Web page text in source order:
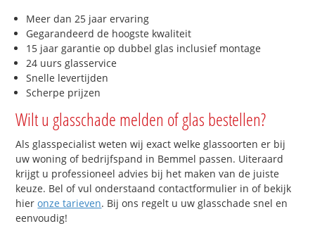
Meer dan 25 jaar ervaring
Gegarandeerd de hoogste kwaliteit
15 jaar garantie op dubbel glas inclusief montage
24 uurs glasservice
Snelle levertijden
Scherpe prijzen
Wilt u glasschade melden of glas bestellen?
Als glasspecialist weten wij exact welke glassoorten er bij
uw woning of bedrijfspand in Bemmel passen. Uiteraard
krijgt u professioneel advies bij het maken van de juiste
keuze. Bel of vul onderstaand contactformulier in of bekijk
hieronze tarieven. Bij ons regelt u uw glasschade snel en
eenvoudig!